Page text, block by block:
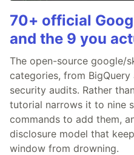
70+ official
and the 9 you
The open-source google/
categories, from BigQuery
security audits. Rather
tutorial narrows it to nine
commands to add them,
disclosure model that
window from drowning.